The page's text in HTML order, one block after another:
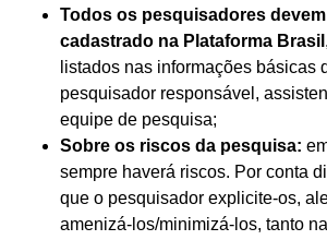
Todos os pesquisadores
cadastrado na Plataforma Brasil
listados nas informações básicas
pesquisador responsável,
equipe de pesquisa;
Sobre os riscos da pesquisa:
sempre haverá riscos. Por conta
que o pesquisador explicite-os,
amenizá-los/minimizá-los, tanto